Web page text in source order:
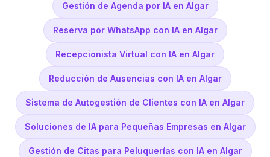
Gestión de Agenda por IA en Algar
Reserva por WhatsApp con IA en Algar
Recepcionista Virtual con IA en Algar
Reducción de Ausencias con IA en Algar
Sistema de Autogestión de Clientes con IA en Algar
Soluciones de IA para Pequeñas Empresas en Algar
Gestión de Citas para Peluquerías con IA en Algar